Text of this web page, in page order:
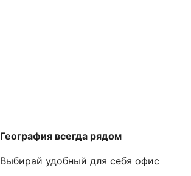
География всегда рядом
Выбирай удобный для себя офис